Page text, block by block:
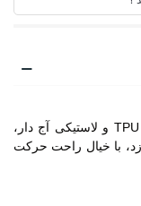
کفش قارتال مدل QB2-08176 با زیره ی TPU ،PU و لاستیکی آج دار،
با خیال راحت حرکت